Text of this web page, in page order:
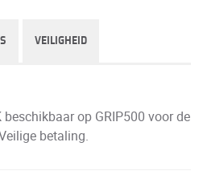
VEILIGHEID
op GRIP500 voor de
betaling.